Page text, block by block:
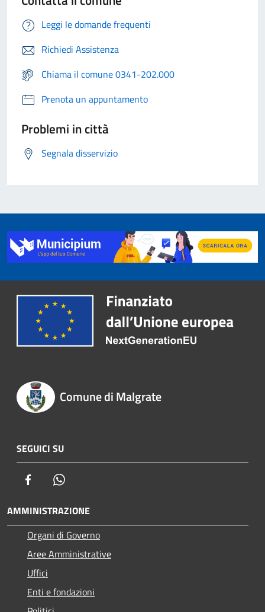
Leggi le domande frequenti
Richiedi Assistenza
Chiama il comune 0341-202.000
Prenota un appuntamento
Problemi in città
Segnala disservizio
Comune di Malgrate
SEGUICI SU
Facebook
AMMINISTRAZIONE
Organi di Governo
Aree Amministrative
Uffici
Enti e fondazioni